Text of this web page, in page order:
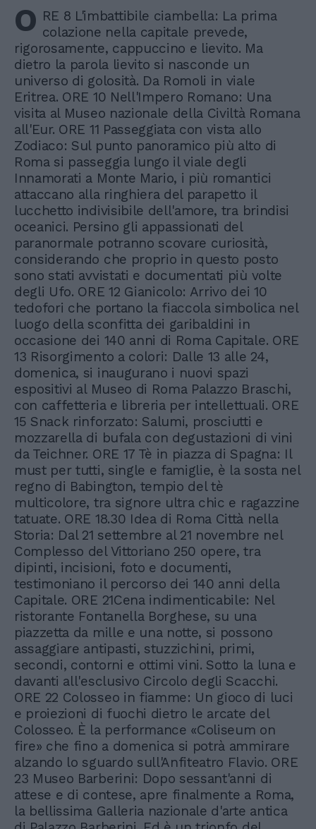
O RE 8 L'imbattibile ciambella: La prima
colazione nella capitale prevede,
rigorosamente, cappuccino e lievito. Ma
dietro la parola lievito si nasconde un
universo di golosità. Da Romoli in viale
Eritrea. ORE 10 Nell'Impero Romano: Una
visita al Museo nazionale della Civiltà Romana
all'Eur. ORE 11 Passeggiata con vista allo
Zodiaco: Sul punto panoramico più alto di
Roma si passeggia lungo il viale degli
Innamorati a Monte Mario, i più romantici
attaccano alla ringhiera del parapetto il
lucchetto indivisibile dell'amore, tra brindisi
oceanici. Persino gli appassionati del
paranormale potranno scovare curiosità,
considerando che proprio in questo posto
sono stati avvistati e documentati più volte
degli Ufo. ORE 12 Gianicolo: Arrivo dei 10
tedofori che portano la fiaccola simbolica nel
luogo della sconfitta dei garibaldini in
occasione dei 140 anni di Roma Capitale. ORE
13 Risorgimento a colori: Dalle 13 alle 24,
domenica, si inaugurano i nuovi spazi
espositivi al Museo di Roma Palazzo Braschi,
con caffetteria e libreria per intellettuali. ORE
15 Snack rinforzato: Salumi, prosciutti e
mozzarella di bufala con degustazioni di vini
da Teichner. ORE 17 Tè in piazza di Spagna: Il
must per tutti, single e famiglie, è la sosta nel
regno di Babington, tempio del tè
multicolore, tra signore ultra chic e ragazzine
tatuate. ORE 18.30 Idea di Roma Città nella
Storia: Dal 21 settembre al 21 novembre nel
Complesso del Vittoriano 250 opere, tra
dipinti, incisioni, foto e documenti,
testimoniano il percorso dei 140 anni della
Capitale. ORE 21Cena indimenticabile: Nel
ristorante Fontanella Borghese, su una
piazzetta da mille e una notte, si possono
assaggiare antipasti, stuzzichini, primi,
secondi, contorni e ottimi vini. Sotto la luna e
davanti all'esclusivo Circolo degli Scacchi.
ORE 22 Colosseo in fiamme: Un gioco di luci
e proiezioni di fuochi dietro le arcate del
Colosseo. È la performance «Coliseum on
fire» che fino a domenica si potrà ammirare
alzando lo sguardo sull'Anfiteatro Flavio. ORE
23 Museo Barberini: Dopo sessant'anni di
attese e di contese, apre finalmente a Roma,
la bellissima Galleria nazionale d'arte antica